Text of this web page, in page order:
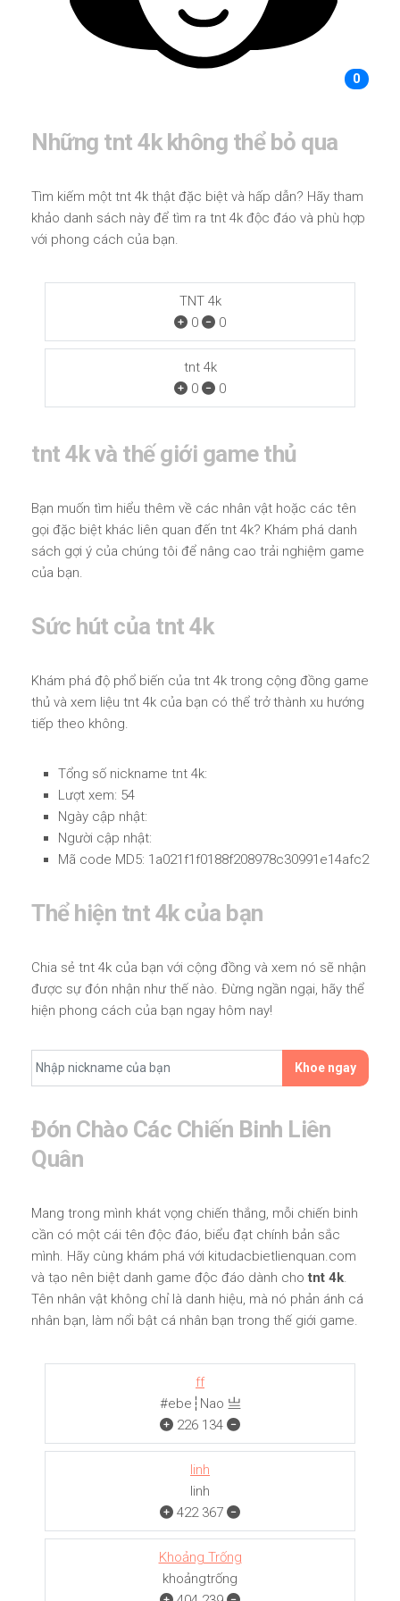
0
Những tnt 4k không thể bỏ qua
Tìm kiếm một tnt 4k thật đặc biệt và hấp dẫn? Hãy tham
khảo danh sách này để tìm ra tnt 4k độc đáo và phù hợp
với phong cách của bạn.
TNT 4k
0
0
tnt 4k
0
0
tnt 4k và thế giới game thủ
Bạn muốn tìm hiểu thêm về các nhân vật hoặc các tên
gọi đặc biệt khác liên quan đến tnt 4k? Khám phá danh
sách gợi ý của chúng tôi để nâng cao trải nghiệm game
của bạn.
Sức hút của tnt 4k
Khám phá độ phổ biến của tnt 4k trong cộng đồng game
thủ và xem liệu tnt 4k của bạn có thể trở thành xu hướng
tiếp theo không.
Tổng số nickname tnt 4k:
Lượt xem: 54
Ngày cập nhật:
Người cập nhật:
Mã code MD5: 1a021f1f0188f208978c30991e14afc2
Thể hiện tnt 4k của bạn
Chia sẻ tnt 4k của bạn với cộng đồng và xem nó sẽ nhận
được sự đón nhận như thế nào. Đừng ngần ngại, hãy thể
hiện phong cách của bạn ngay hôm nay!
Khoe ngay
Đón Chào Các Chiến Binh Liên
Quân
Mang trong mình khát vọng chiến thắng, mỗi chiến binh
cần có một cái tên độc đáo, biểu đạt chính bản sắc
mình. Hãy cùng khám phá với kitudacbietlienquan.com
và tạo nên biệt danh game độc đáo dành chotnt 4k.
Tên nhân vật không chỉ là danh hiệu, mà nó phản ánh cá
nhân bạn, làm nổi bật cá nhân bạn trong thế giới game.
ff
#ebe┆Nao 亗
226 134
linh
linh
422 367
Khoảng Trống
khoảngㅤㅤㅤtrống